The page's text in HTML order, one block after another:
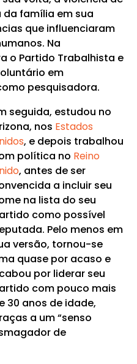
família em sua
que influenciaram
Na
o Partido Trabalhista e
em
pesquisadora.
seguida, estudou no
nos Estados
, e depois trabalhou
política no Reino
, antes de ser
a incluir seu
na lista do seu
como possível
Pelo menos em
versão, tornou-se
quase por acaso e
por liderar seu
com pouco mais
30 anos de idade,
a um “senso
de